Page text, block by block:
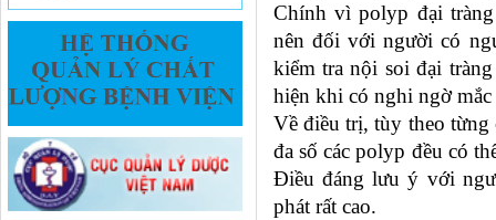
Chính vì polyp đại
nên đối với người có
kiểm tra nội soi đại
hiện khi có nghi ngờ mắc
Về điều trị, tùy theo từng
đa số các polyp đều có
Điều đáng lưu ý với
phát rất cao.